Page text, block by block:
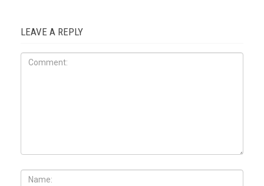
LEAVE A REPLY